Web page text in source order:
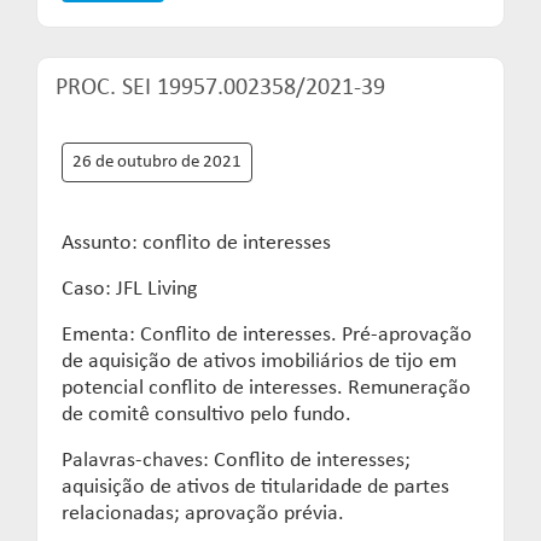
PROC. SEI 19957.002358/2021-39
26 de outubro de 2021
Assunto: conflito de interesses
Caso: JFL Living
Ementa: Conflito de interesses. Pré-aprovação
de aquisição de ativos imobiliários de tijo em
potencial conflito de interesses. Remuneração
de comitê consultivo pelo fundo.
Palavras-chaves: Conflito de interesses;
aquisição de ativos de titularidade de partes
relacionadas; aprovação prévia.